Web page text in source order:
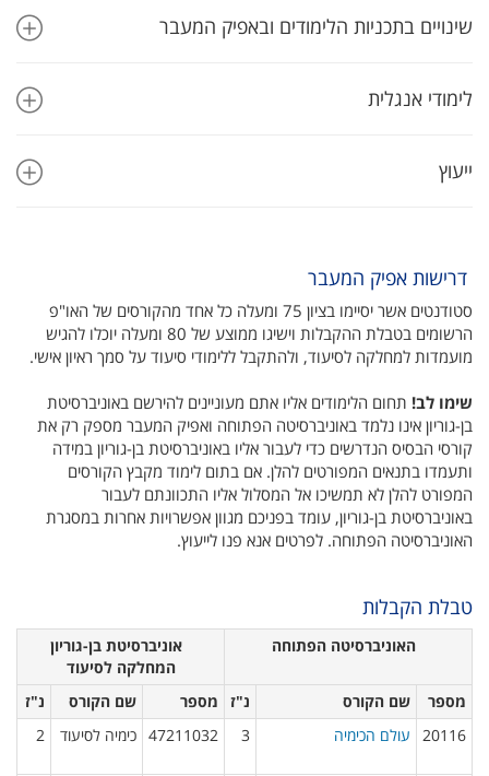
שינויים בתכניות הלימודים ובאפיק המעבר
לימודי אנגלית
ייעוץ
דרישות אפיק המעבר
סטודנטים אשר יסיימו ב ציון 75 ומעלה‎ כל אחד מהקורסים של האו"פ
הרשומים בטבלת ההקבלות וישיגו ממוצע של 80 ומעלה יוכלו להגיש
מועמדות למחלקה לסיעוד, ולהתקבל ללימודי סיעוד על סמך ראיון אישי.
שימו לב! תחום הלימודים אליו אתם מעוניינים להירשם באוניברסיטת
בן-גוריון אינו נלמד באוניברסיטה הפתוחה ואפיק המעבר מספק רק את
קורסי הבסיס הנדרשים כדי לעבור אליו באוניברסיטת בן-גוריון במידה
ותעמדו בתנאים המפורטים להלן. אם בתום לימוד מקבץ הקורסים
המפורט להלן לא תמשיכו אל המסלול אליו התכוונתם לעבור
באוניברסיטת בן-גוריון, עומד בפניכם מגוון אפשרויות אחרות במסגרת
האוניברסיטה הפתוחה. לפרטים אנא פנו לייעוץ.
טבלת הקבלות
​ ​ האוניברסיטה הפתוחה​
​ ​ אוניברסיטת בן-גוריון
המחלקה לסיעוד​
מספר
שם הקורס נ"ז מספר שם הקורס
נ"ז
20116​
עולם הכימיה 3​
47211032​ כימיה לסיעוד
2​